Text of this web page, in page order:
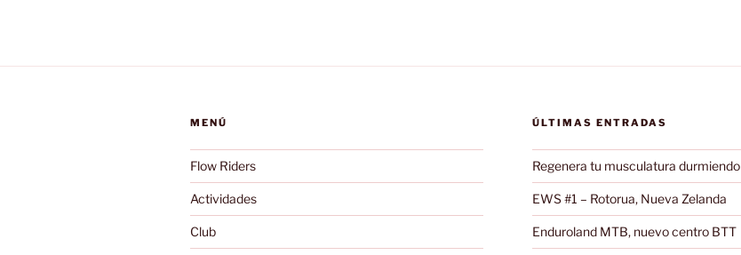
MENÚ
Flow Riders
Actividades
Club
ÚLTIMAS ENTRADAS
Regenera tu musculatura durmiendo
EWS #1 – Rotorua, Nueva Zelanda
Enduroland MTB, nuevo centro BTT